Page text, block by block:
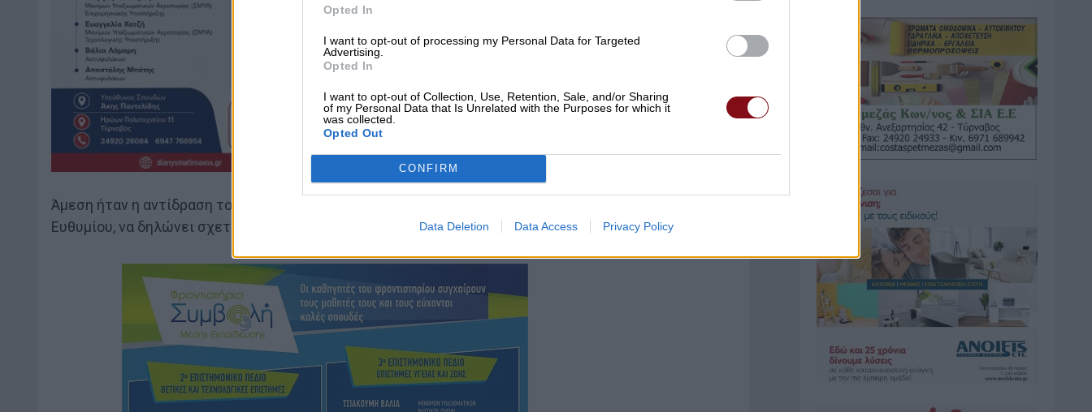
Opted In
I want to opt-out of processing my Personal Data for Targeted
Advertising.
Opted In
I want to opt-out of Collection, Use, Retention, Sale, and/or Sharing
of my Personal Data that Is Unrelated with the Purposes for which it
was collected.
Opted Out
CONFIRM
Data Deletion Data Access Privacy Policy
Άμεση ήταν η αντίδραση του ελληνικού Υπουργείου Εξωτερικών, με τον εκπρόσωπο Ευστράτιο
Ευθυμίου, να δηλώνει σχετικά: